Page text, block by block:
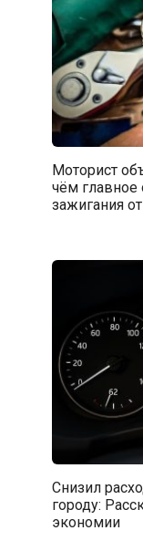
Моторист
чём главное
зажигания
Снизил
городу:
экономии